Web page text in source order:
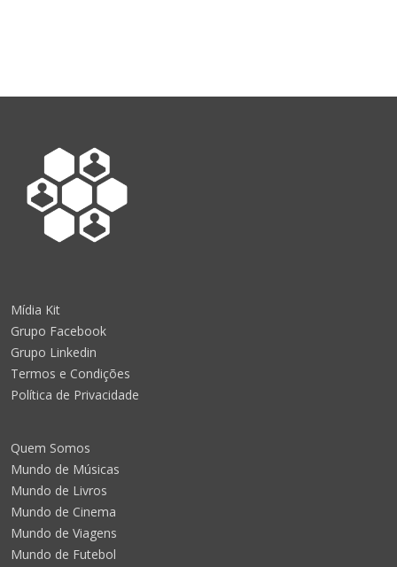
Mídia Kit
Grupo Facebook
Grupo Linkedin
Termos e Condições
Política de Privacidade
Quem Somos
Mundo de Músicas
Mundo de Livros
Mundo de Cinema
Mundo de Viagens
Mundo de Futebol